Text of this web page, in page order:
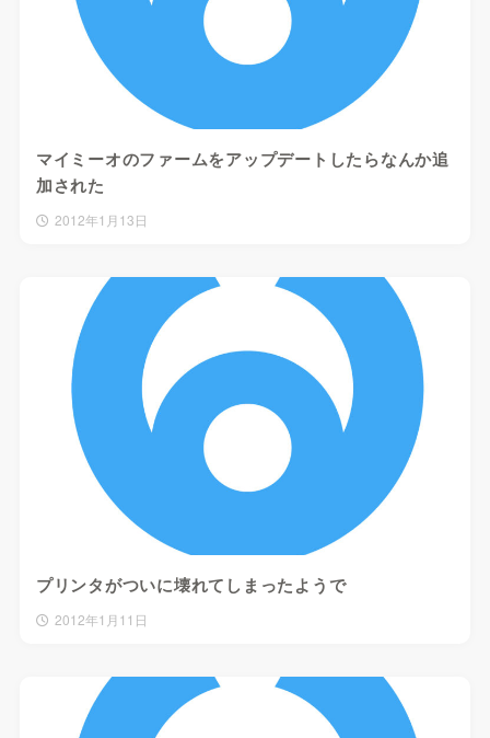
マイミーオのファームをアップデートしたらなんか追
加された
2012年1月13日
プリンタがついに壊れてしまったようで
2012年1月11日